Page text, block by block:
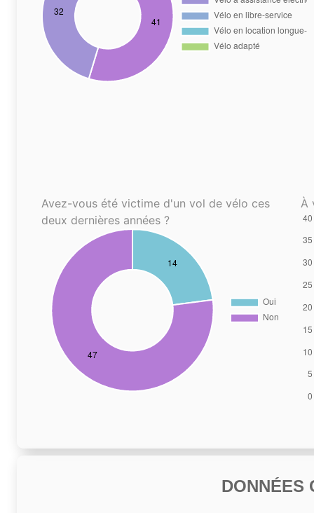
Avez-vous été victime d'un vol de vélo ces
deux dernières années ?
À
DONNÉES